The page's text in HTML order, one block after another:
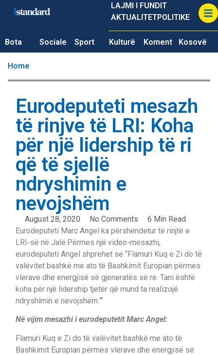
LAJMI I FUNDIT
AKTUALITETPOLITIKE
Bota Sociale Sport Kulturë Koment Kosovë
Home
Eurodeputeti mesazh
të rinjve të LRI: Koha
për një lidership të ri
që të sjellë
ndryshimin e
nevojshëm
August 28, 2020 No Comments
6 Min Read
Eurodeputeti Marc Angel ka përshëndetur të rinjtë e
LRI-së në Jalë.Përmes një video-mesazhi,
eurodeputeti Angel shprehet se “Flamuri Kuq e Zi do të
valëvitet bashkë me ato të Bashkimit Europian përmes
vlerave dhe energjisë së gjeneratës së re. Tani është
koha për një lidership tjetër që mund ta realizojë
ndryshimin e nevojshëm.“
Në vijim mesazhi i eurodeputetit Marc Angel:
Flamuri Kuq e Zi do të valëvitet bashkë me ato të
Bashkimit Europian përmes vlerave dhe energjisë së